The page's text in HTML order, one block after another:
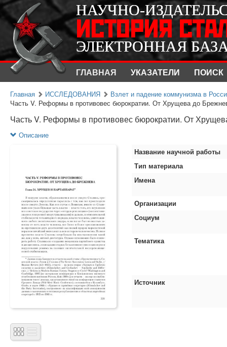
НАУЧНО-
ИСТОРИЯ
ЭЛЕКТРОННАЯ
ГЛАВНАЯ УКАЗАТЕЛИ ПОИСК
НАУЧНО-
ИСТОРИЯ
ЭЛЕКТРОННАЯ
Главная ИССЛЕДОВАНИЯ
Взлет и падение коммунизма в
Часть V. Реформы в противовес бюрократии. От Хрущева до
Часть V. Реформы в противовес бюрократии. От
Описание
Название научной работы
Тип материала
Имена
Организации
Социум
Тематика
Источник